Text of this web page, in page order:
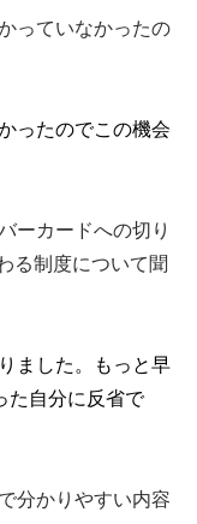
っていなかったの
ったのでこの機会
ーカードへの切り
る制度について聞
ました。もっと早
た自分に反省で
分かりやすい内容